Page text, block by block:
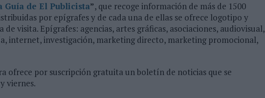
Guía de El Publicista”, que recoge información de más de 1500
por epígrafes y de cada una de ellas se ofrece logotipo y
visita. Epígrafes: agencias, artes gráficas, asociaciones, audiovisual,
internet, investigación, marketing directo, marketing promocional,
ofrece por suscripción gratuita un boletín de noticias que se
viernes.